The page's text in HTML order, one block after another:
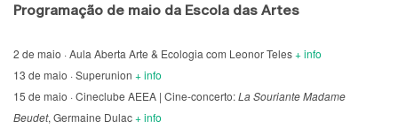
Programação de maio da Escola das Artes
2 de maio · Aula Aberta Arte & Ecologia com Leonor Teles+ info
13 de maio · Superunion + info
15 de maio · Cineclube AEEA | Cine-concerto:La Souriante Madame
Beudet, Germaine Dulac+ info